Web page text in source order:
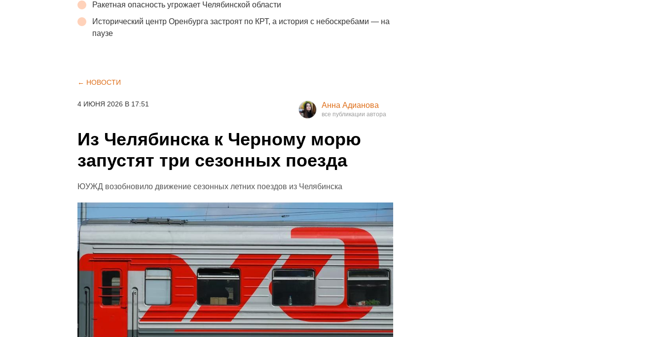
Ракетная опасность угрожает Челябинской области
Исторический центр Оренбурга застроят по КРТ, а история с небоскребами — на
паузе
← НОВОСТИ
4 ИЮНЯ 2026 В 17:51 Анна Адианова
Из Челябинска к Черному морю
запустят три сезонных поезда
ЮУЖД возобновило движение сезонных летних поездов из Челябинска